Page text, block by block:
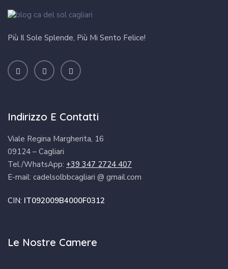
Più Il Sole Splende, Più Mi Sento Felice!
Indirizzo E Contatti
Viale Regina Margherita, 16
09124 – Cagliari
Tel./WhatsApp: +39 347 2724 407
E-mail: cadelsolbbcagliari @ gmail.com
CIN: IT092009B4000F0312
Le Nostre Camere